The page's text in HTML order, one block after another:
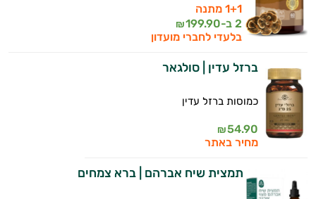
1+1 מתנה
2 ב-
199.90
₪
בלעדי לחברי מועדון
ברזל עדין | סולגאר
כמוסות ברזל עדין
54.90
₪
מחיר באתר
תמצית שיח אברהם | ברא צמחים
יום וגם בתחום הכושר והספורט.
המטרה שלי היא להתאים עבורך המלצות
זה הזמן להתחיל. איך אוכל לעזור?